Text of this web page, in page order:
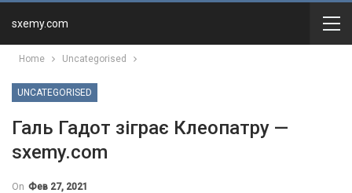
sxemy.com
Home Uncategorised
UNCATEGORISED
Галь Гадот зіграє Клеопатру —
sxemy.com
On Фев 27, 2021